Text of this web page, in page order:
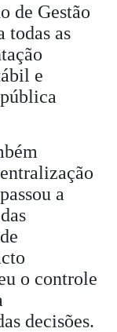
de Gestão
todas as
e
a
o controle
decisões.